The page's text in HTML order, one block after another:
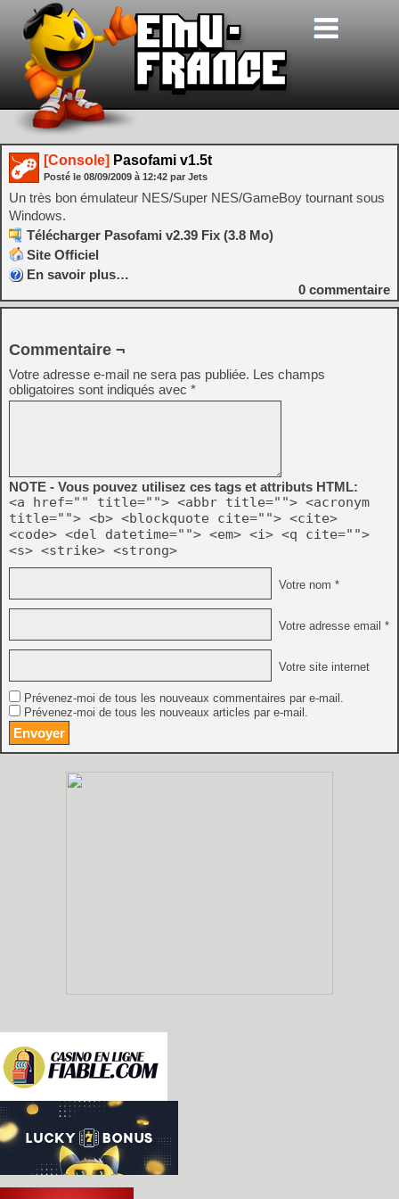
[Console] Pasofami v1.5t
Posté le 08/09/2009 à 12:42 par Jets
Un très bon émulateur NES/Super NES/GameBoy tournant sous
Windows.
Télécharger Pasofami v2.39 Fix (3.8 Mo)
Site Officiel
En savoir plus…
0 commentaire
Commentaire ¬
Votre adresse e-mail ne sera pas publiée. Les champs
obligatoires sont indiqués avec *
NOTE - Vous pouvez utilisez ces tags et attributs HTML:
<a href="" title=""> <abbr title=""> <acronym
title=""> <b> <blockquote cite=""> <cite>
<code> <del datetime=""> <em> <i> <q cite="">
<s> <strike> <strong>
Votre nom *
Votre adresse email *
Votre site internet
Prévenez-moi de tous les nouveaux commentaires par e-mail.
Prévenez-moi de tous les nouveaux articles par e-mail.